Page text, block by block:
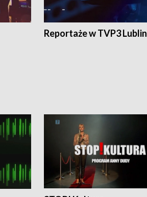
Reportaże w TVP3 Lublin